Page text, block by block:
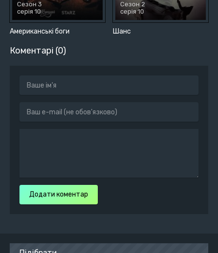
Американські боги
Сезон 3
серія 10
Шанс
Сезон 2
серія 10
Коментарі (0)
Додати коментар